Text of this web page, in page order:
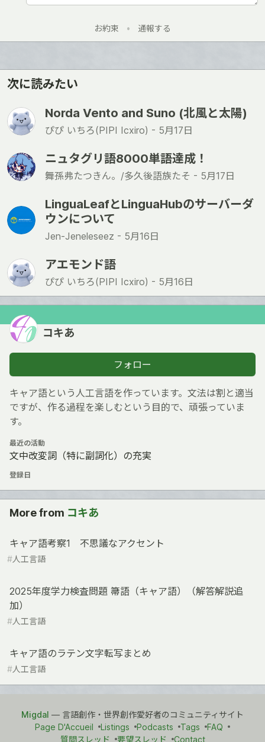
お約束 • 通報する
次に読みたい
Norda Vento and Suno (北風と太陽)
ぴぴ いちろ(PIPI Icxiro) - 5月17日
ニュタグリ語8000単語達成！
舞孫弗たつきん。/多久後語族たそ - 5月17日
LinguaLeafとLinguaHubのサーバーダ
ウンについて
Jen-Jeneleseez - 5月16日
アエモンド語
ぴぴ いちろ(PIPI Icxiro) - 5月16日
コキあ
フォロー
キャア語という人工言語を作っています。文法は割と適当
ですが、作る過程を楽しむという目的で、頑張っていま
す。
最近の活動
文中改変詞（特に副詞化）の充実
登録日
More from コキあ
キャア語考察1 不思議なアクセント
#人工言語
2025年度学力検査問題 箒語（キャア語）（解答解説追
加）
#人工言語
キャア語のラテン文字転写まとめ
#人工言語
Migdal — 言語創作・世界創作愛好者のコミュニティサイト
Page D'Accueil
Listings Podcasts Tags
FAQ
質問スレッド
要望スレッド Contact